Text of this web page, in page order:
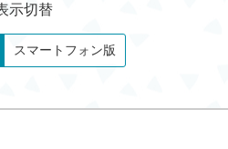
示切替
スマートフォン版